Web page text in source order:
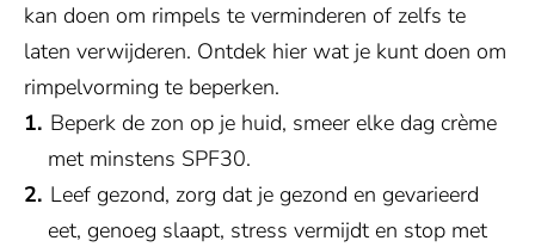
kan doen om rimpels te verminderen of zelfs te
laten verwijderen. Ontdek hier wat je kunt doen om
rimpelvorming te beperken.
Beperk de zon op je huid, smeer elke dag crème
met minstens SPF30.
Leef gezond, zorg dat je gezond en gevarieerd
eet, genoeg slaapt, stress vermijdt en stop met